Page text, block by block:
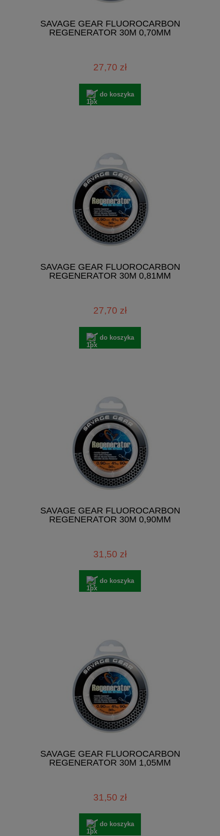
SAVAGE GEAR FLUOROCARBON
REGENERATOR 30M 0,70MM
27,70 zł
do koszyka
SAVAGE GEAR FLUOROCARBON
REGENERATOR 30M 0,81MM
27,70 zł
do koszyka
SAVAGE GEAR FLUOROCARBON
REGENERATOR 30M 0,90MM
31,50 zł
do koszyka
SAVAGE GEAR FLUOROCARBON
REGENERATOR 30M 1,05MM
31,50 zł
do koszyka